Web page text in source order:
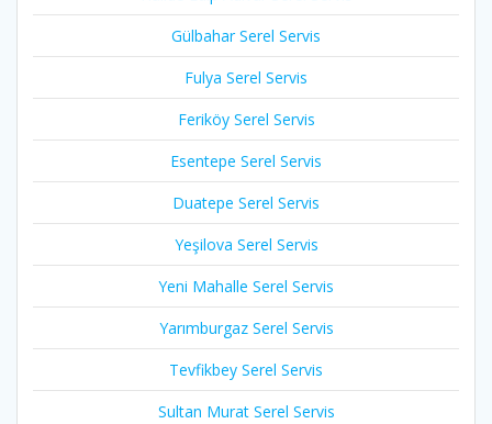
Gülbahar Serel Servis
Fulya Serel Servis
Feriköy Serel Servis
Esentepe Serel Servis
Duatepe Serel Servis
Yeşilova Serel Servis
Yeni Mahalle Serel Servis
Yarımburgaz Serel Servis
Tevfikbey Serel Servis
Sultan Murat Serel Servis